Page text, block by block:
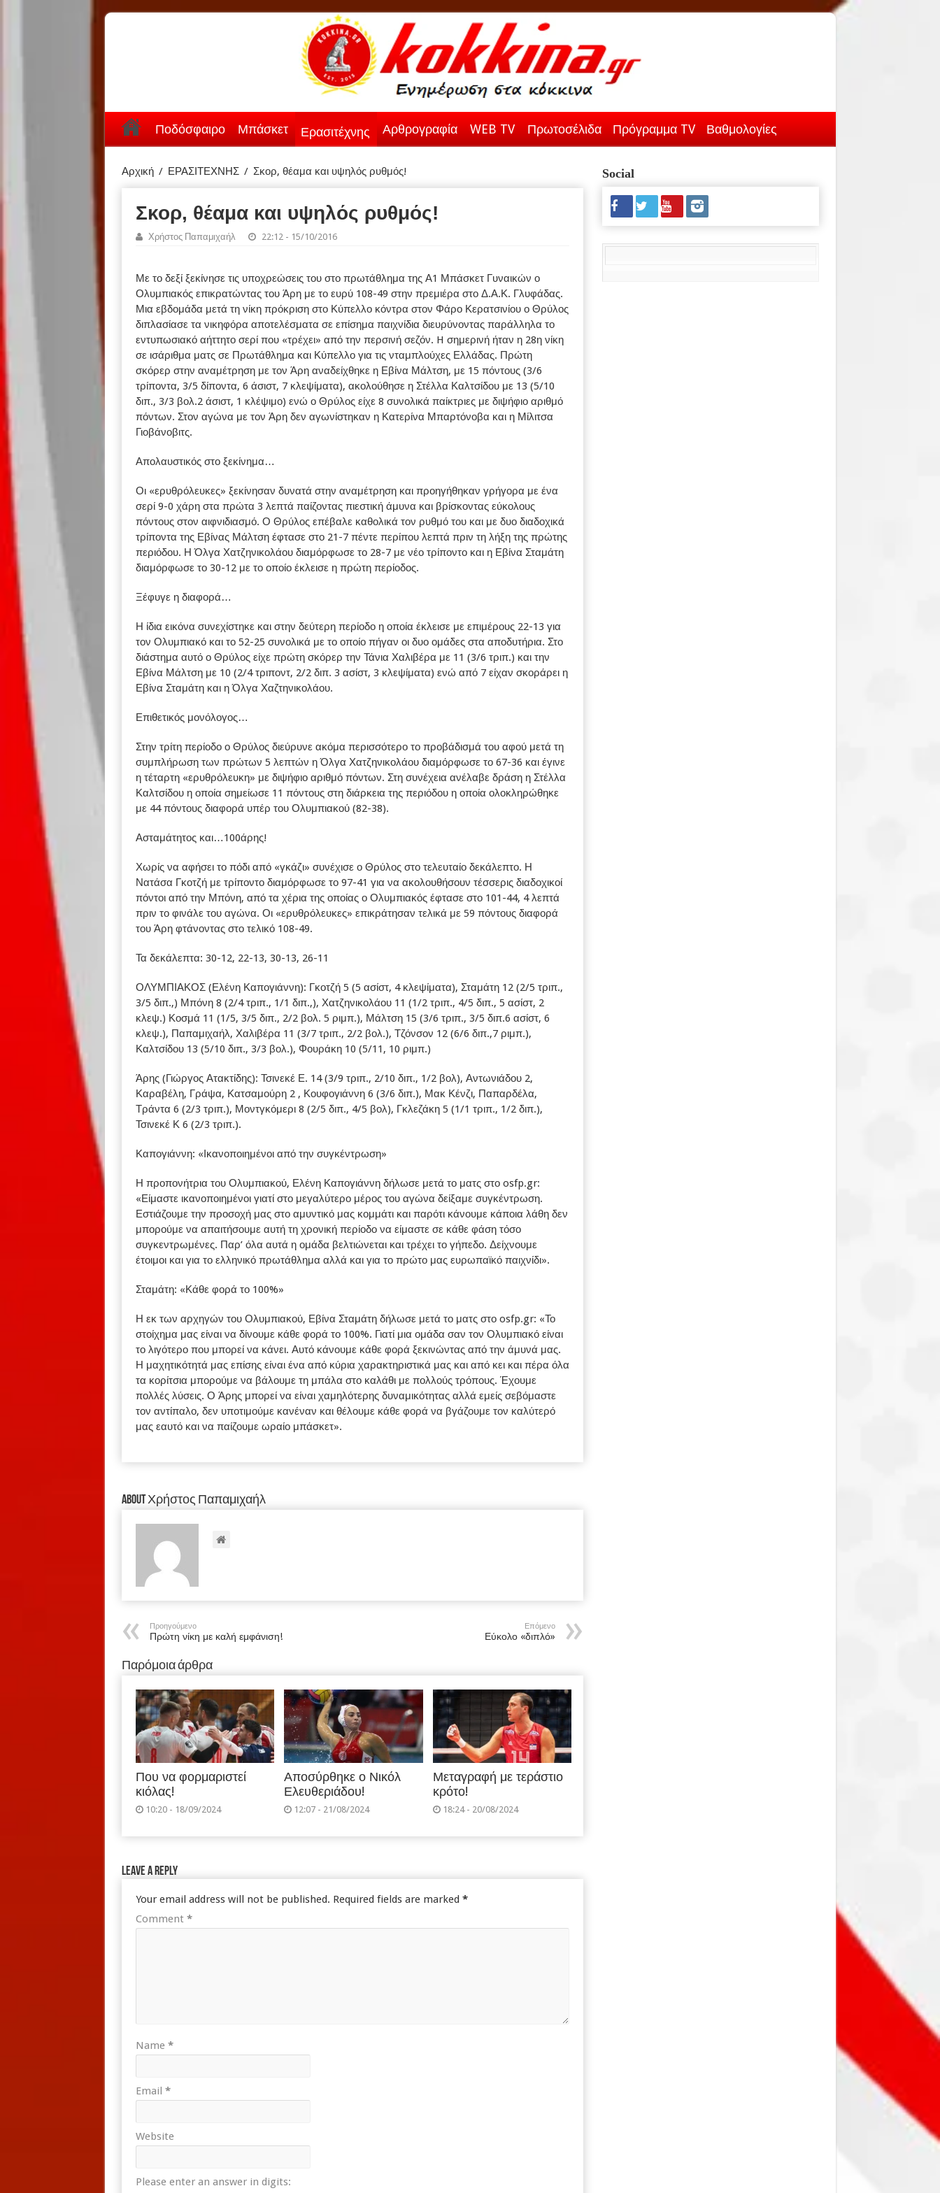
Ποδόσφαιρο Μπάσκετ Ερασιτέχνης Αρθρογραφία WEB TV Πρωτοσέλιδα Πρόγραμμα TV Βαθμολογίες
Αρχική / ΕΡΑΣΙΤΕΧΝΗΣ / Σκορ, θέαμα και υψηλός ρυθμός!
Σκορ, θέαμα και υψηλός ρυθμός!
Χρήστος Παπαμιχαήλ 22:12 - 15/10/2016
Με το δεξί ξεκίνησε τις υποχρεώσεις του στο πρωτάθλημα της Α1 Μπάσκετ Γυναικών ο
Ολυμπιακός επικρατώντας του Άρη με το ευρύ 108-49 στην πρεμιέρα στο Δ.Α.Κ. Γλυφάδας.
Μια εβδομάδα μετά τη νίκη πρόκριση στο Κύπελλο κόντρα στον Φάρο Κερατσινίου ο Θρύλος
διπλασίασε τα νικηφόρα αποτελέσματα σε επίσημα παιχνίδια διευρύνοντας παράλληλα το
εντυπωσιακό αήττητο σερί που «τρέχει» από την περσινή σεζόν. H σημερινή ήταν η 28η νίκη
σε ισάριθμα ματς σε Πρωτάθλημα και Κύπελλο για τις νταμπλούχες Ελλάδας. Πρώτη
σκόρερ στην αναμέτρηση με τον Άρη αναδείχθηκε η Εβίνα Μάλτση, με 15 πόντους (3/6
τρίποντα, 3/5 δίποντα, 6 άσιστ, 7 κλεψίματα), ακολούθησε η Στέλλα Καλτσίδου με 13 (5/10
διπ., 3/3 βολ.2 άσιστ, 1 κλέψιμο) ενώ ο Θρύλος είχε 8 συνολικά παίκτριες με διψήφιο αριθμό
πόντων. Στον αγώνα με τον Άρη δεν αγωνίστηκαν η Κατερίνα Μπαρτόνοβα και η Μίλιτσα
Γιοβάνοβιτς.
Απολαυστικός στο ξεκίνημα…
Οι «ερυθρόλευκες» ξεκίνησαν δυνατά στην αναμέτρηση και προηγήθηκαν γρήγορα με ένα
σερί 9-0 χάρη στα πρώτα 3 λεπτά παίζοντας πιεστική άμυνα και βρίσκοντας εύκολους
πόντους στον αιφνιδιασμό. Ο Θρύλος επέβαλε καθολικά τον ρυθμό του και με δυο διαδοχικά
τρίποντα της Εβίνας Μάλτση έφτασε στο 21-7 πέντε περίπου λεπτά πριν τη λήξη της πρώτης
περιόδου. Η Όλγα Χατζηνικολάου διαμόρφωσε το 28-7 με νέο τρίποντο και η Εβίνα Σταμάτη
διαμόρφωσε το 30-12 με το οποίο έκλεισε η πρώτη περίοδος.
Ξέφυγε η διαφορά…
Η ίδια εικόνα συνεχίστηκε και στην δεύτερη περίοδο η οποία έκλεισε με επιμέρους 22-13 για
τον Ολυμπιακό και το 52-25 συνολικά με το οποίο πήγαν οι δυο ομάδες στα αποδυτήρια. Στο
διάστημα αυτό ο Θρύλος είχε πρώτη σκόρερ την Τάνια Χαλιβέρα με 11 (3/6 τριπ.) και την
Εβίνα Μάλτση με 10 (2/4 τριποντ, 2/2 διπ. 3 ασίστ, 3 κλεψίματα) ενώ από 7 είχαν σκοράρει η
Εβίνα Σταμάτη και η Όλγα Χαζτηνικολάου.
Επιθετικός μονόλογος…
Στην τρίτη περίοδο ο Θρύλος διεύρυνε ακόμα περισσότερο το προβάδισμά του αφού μετά τη
συμπλήρωση των πρώτων 5 λεπτών η Όλγα Χατζηνικολάου διαμόρφωσε το 67-36 και έγινε
η τέταρτη «ερυθρόλευκη» με διψήφιο αριθμό πόντων. Στη συνέχεια ανέλαβε δράση η Στέλλα
Καλτσίδου η οποία σημείωσε 11 πόντους στη διάρκεια της περιόδου η οποία ολοκληρώθηκε
με 44 πόντους διαφορά υπέρ του Ολυμπιακού (82-38).
Ασταμάτητος και…100άρης!
Χωρίς να αφήσει το πόδι από «γκάζι» συνέχισε ο Θρύλος στο τελευταίο δεκάλεπτο. Η
Νατάσα Γκοτζή με τρίποντο διαμόρφωσε το 97-41 για να ακολουθήσουν τέσσερις διαδοχικοί
πόντοι από την Μπόνη, από τα χέρια της οποίας ο Ολυμπιακός έφτασε στο 101-44, 4 λεπτά
πριν το φινάλε του αγώνα. Οι «ερυθρόλευκες» επικράτησαν τελικά με 59 πόντους διαφορά
του Άρη φτάνοντας στο τελικό 108-49.
Τα δεκάλεπτα: 30-12, 22-13, 30-13, 26-11
ΟΛΥΜΠΙΑΚΟΣ (Ελένη Καπογιάννη): Γκοτζή 5 (5 ασίστ, 4 κλεψίματα), Σταμάτη 12 (2/5 τριπ.,
3/5 διπ.,) Μπόνη 8 (2/4 τριπ., 1/1 διπ.,), Χατζηνικολάου 11 (1/2 τριπ., 4/5 διπ., 5 ασίστ, 2
κλεψ.) Κοσμά 11 (1/5, 3/5 διπ., 2/2 βολ. 5 ριμπ.), Μάλτση 15 (3/6 τριπ., 3/5 διπ.6 ασίστ, 6
κλεψ.), Παπαμιχαήλ, Χαλιβέρα 11 (3/7 τριπ., 2/2 βολ.), Τζόνσον 12 (6/6 διπ.,7 ριμπ.),
Καλτσίδου 13 (5/10 διπ., 3/3 βολ.), Φουράκη 10 (5/11, 10 ριμπ.)
Άρης (Γιώργος Ατακτίδης): Τσινεκέ Ε. 14 (3/9 τριπ., 2/10 διπ., 1/2 βολ), Αντωνιάδου 2,
Καραβέλη, Γράψα, Κατσαμούρη 2 , Κουφογιάννη 6 (3/6 διπ.), Μακ Κένζι, Παπαρδέλα,
Τράντα 6 (2/3 τριπ.), Μοντγκόμερι 8 (2/5 διπ., 4/5 βολ), Γκλεζάκη 5 (1/1 τριπ., 1/2 διπ.),
Τσινεκέ Κ 6 (2/3 τριπ.).
Καπογιάννη: «Ικανοποιημένοι από την συγκέντρωση»
Η προπονήτρια του Ολυμπιακού, Ελένη Καπογιάννη δήλωσε μετά το ματς στο osfp.gr:
«Είμαστε ικανοποιημένοι γιατί στο μεγαλύτερο μέρος του αγώνα δείξαμε συγκέντρωση.
Εστιάζουμε την προσοχή μας στο αμυντικό μας κομμάτι και παρότι κάνουμε κάποια λάθη δεν
μπορούμε να απαιτήσουμε αυτή τη χρονική περίοδο να είμαστε σε κάθε φάση τόσο
συγκεντρωμένες. Παρ’ όλα αυτά η ομάδα βελτιώνεται και τρέχει το γήπεδο. Δείχνουμε
έτοιμοι και για το ελληνικό πρωτάθλημα αλλά και για το πρώτο μας ευρωπαϊκό παιχνίδι».
Σταμάτη: «Κάθε φορά το 100%»
Η εκ των αρχηγών του Ολυμπιακού, Εβίνα Σταμάτη δήλωσε μετά το ματς στο osfp.gr: «Το
στοίχημα μας είναι να δίνουμε κάθε φορά το 100%. Γιατί μια ομάδα σαν τον Ολυμπιακό είναι
το λιγότερο που μπορεί να κάνει. Αυτό κάνουμε κάθε φορά ξεκινώντας από την άμυνά μας.
Η μαχητικότητά μας επίσης είναι ένα από κύρια χαρακτηριστικά μας και από κει και πέρα όλα
τα κορίτσια μπορούμε να βάλουμε τη μπάλα στο καλάθι με πολλούς τρόπους. Έχουμε
πολλές λύσεις. Ο Άρης μπορεί να είναι χαμηλότερης δυναμικότητας αλλά εμείς σεβόμαστε
τον αντίπαλο, δεν υποτιμούμε κανέναν και θέλουμε κάθε φορά να βγάζουμε τον καλύτερό
μας εαυτό και να παίζουμε ωραίο μπάσκετ».
About Χρήστος Παπαμιχαήλ
Προηγούμενο
Πρώτη νίκη με καλή εμφάνιση!
Επόμενο
Εύκολο «διπλό»
Παρόμοια άρθρα
Που να φορμαριστεί
κιόλας!
10:20 - 18/09/2024
Αποσύρθηκε ο Νικόλ
Ελευθεριάδου!
12:07 - 21/08/2024
Μεταγραφή με τεράστιο
κρότο!
18:24 - 20/08/2024
Leave a Reply
Your email address will not be published. Required fields are marked *
Comment *
Name *
Email *
Website
Please enter an answer in digits:
Social